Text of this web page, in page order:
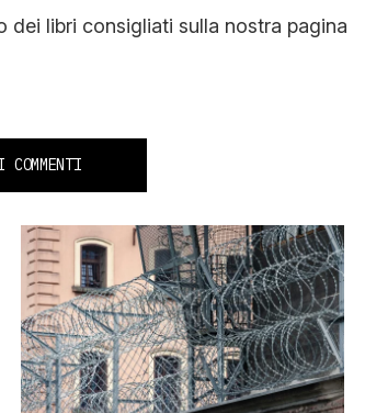
dei libri consigliati sulla nostra pagina
COMMENTI